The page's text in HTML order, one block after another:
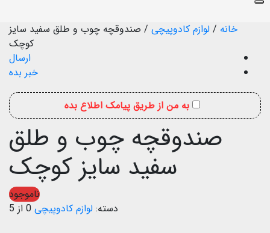
خانه / لوازم کادوپیچی / صندوقچه چوب و طلق سفید سایز
کوچک
ارسال
خبر بده
به من از طریق پیامک اطلاع بده
صندوقچه چوب و طلق
سفید سایز کوچک
ناموجود
دسته: لوازم کادوپیچی 0 از 5